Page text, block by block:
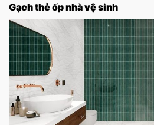
Gạch thẻ ốp nhà vệ sinh